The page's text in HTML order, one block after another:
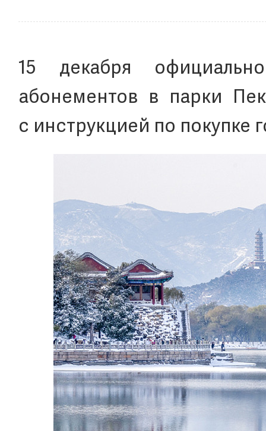
15 декабря
абонементов в парки
с инструкцией по покупке